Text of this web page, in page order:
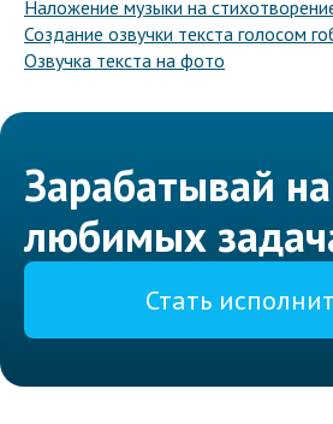
Наложение музыки на
Создание озвучки текста голосом
Озвучка текста на фото
Зарабатывай на
любимых
Стать